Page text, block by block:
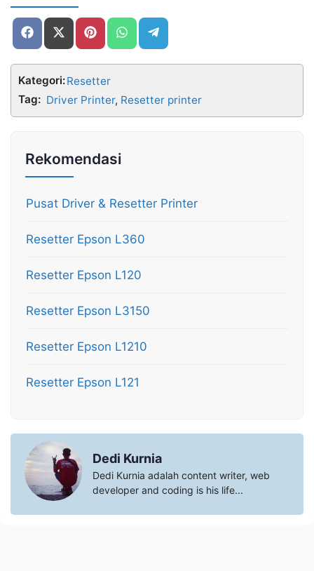
Share
on
Share
on
(Twitter)
Share
on
Share
on
on
Kategori:Resetter
Tag: Driver Printer, Resetter printer
Rekomendasi
Pusat Driver & Resetter Printer
Resetter Epson L360
Resetter Epson L120
Resetter Epson L3150
Resetter Epson L1210
Resetter Epson L121
Dedi Kurnia
Dedi Kurnia adalah content writer, web
developer and coding is his life...